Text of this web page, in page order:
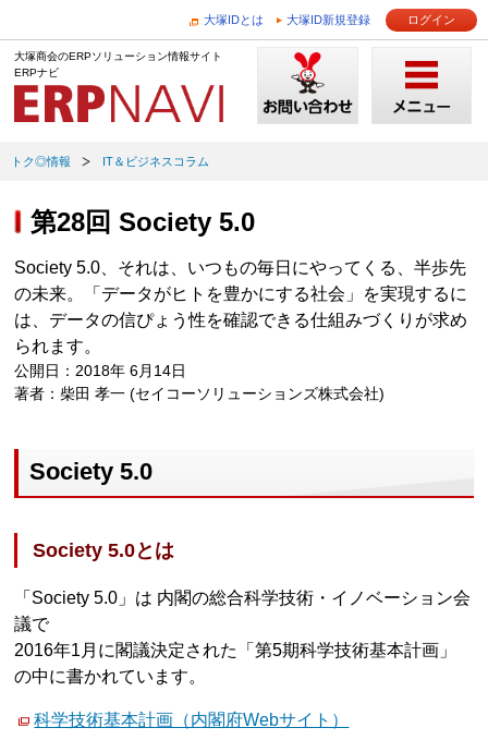
大塚IDとは 大塚ID新規登録 ログイン
大塚商会のERPソリューション情報サイト
ERPナビ
トク◎情報 IT＆ビジネスコラム
第28回 Society 5.0
Society 5.0、それは、いつもの毎日にやってくる、半歩先
の未来。「データがヒトを豊かにする社会」を実現するに
は、データの信ぴょう性を確認できる仕組みづくりが求め
られます。
公開日：2018年 6月14日
著者：柴田 孝一 (セイコーソリューションズ株式会社)
Society 5.0
Society 5.0とは
「Society 5.0」は 内閣の総合科学技術・イノベーション会
議で
2016年1月に閣議決定された「第5期科学技術基本計画」
の中に書かれています。
科学技術基本計画（内閣府Webサイト）